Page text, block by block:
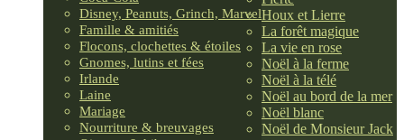
Disney, Peanuts, Grinch, Marvel
Famille & amitiés
Flocons, clochettes & étoiles
Gnomes, lutins et fées
Irlande
Laine
Mariage
Nourriture & breuvages
Houx et Lierre
La forêt magique
La vie en rose
Noël à la ferme
Noël à la télé
Noël au bord de la mer
Noël blanc
Noël de Monsieur Jack